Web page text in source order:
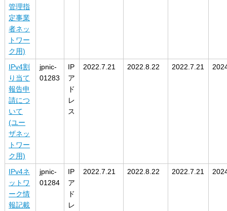
管理指
定事業
者ネッ
トワー
ク用)
IPv4割
り当て
報告申
請につ
いて
(ユー
ザネッ
トワー
ク用)
jpnic-
01283
IP
ア
ド
レ
ス
2022.7.21 2022.8.22 2022.7.21
IPv4ネ
ットワ
ーク情
報記載
jpnic-
01284
IP
ア
ド
レ
2022.7.21 2022.8.22 2022.7.21